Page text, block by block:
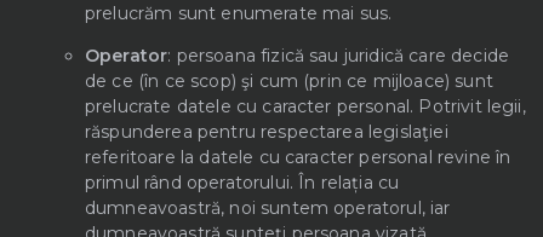
prelucrăm sunt enumerate mai sus.
Operator: persoana fizică sau juridică care decide
de ce (în ce scop) şi cum (prin ce mijloace) sunt
prelucrate datele cu caracter personal. Potrivit legii,
răspunderea pentru respectarea legislaţiei
referitoare la datele cu caracter personal revine în
primul rând operatorului. În relația cu
dumneavoastră, noi suntem operatorul, iar